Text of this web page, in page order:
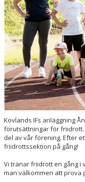
Kovlands IFs anläggning
förutsättningar för
del av vår förening. Efter
friidrottssektion på gång!
Vi tränar friidrott en gång i
man välkommen att prova